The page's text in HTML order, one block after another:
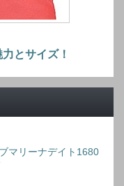
とサイズ！
マリーナデイト1680